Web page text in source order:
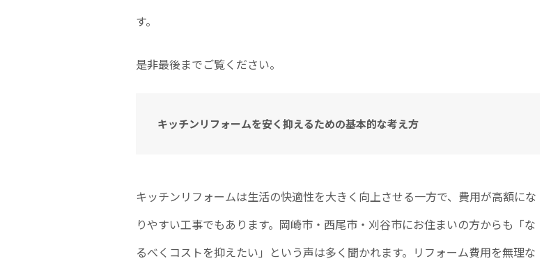
す。
是非最後までご覧ください。
キッチンリフォームを安く抑えるための基本的な考え方
キッチンリフォームは生活の快適性を大きく向上させる一方で、費用が高額にな
りやすい工事でもあります。岡崎市・西尾市・刈谷市にお住まいの方からも「な
るべくコストを抑えたい」という声は多く聞かれます。リフォーム費用を無理な